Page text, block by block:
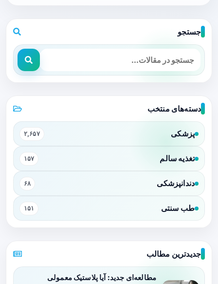
جستجو
دسته‌های منتخب
پزشکی ۲,۶۵۷
تغذیه سالم ۱۵۷
دندانپزشکی ۶۸
طب سنتی ۱۵۱
جدیدترین مطالب
مطالعه‌ای جدید: آیا پلاستیک معمولی